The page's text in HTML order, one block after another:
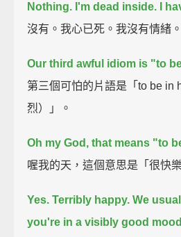
Nothing. I'm dead inside. I
沒有。我心已死。我沒有情緒。
Our third awful idiom is "to
第三個可怕的片語是「to be in
烈）」。
Oh my God, that means "to
喔我的天，這個意思是「很快
Yes. Terribly happy. We
you're in a visibly good mood